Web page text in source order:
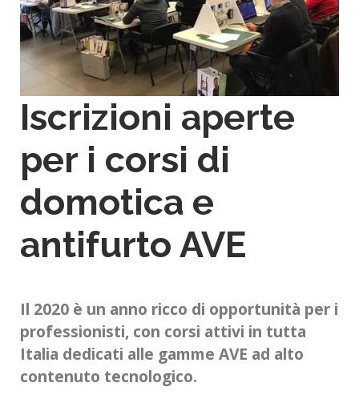
Iscrizioni aperte
per i corsi di
domotica e
antifurto AVE
Il 2020 è un anno ricco di opportunità per i
professionisti, con corsi attivi in tutta
Italia dedicati alle gamme AVE ad alto
contenuto tecnologico.